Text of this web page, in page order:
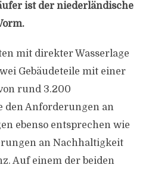
ist der niederländische
mit direkter Wasserlage
Gebäudeteile mit einer
rund 3.200
den Anforderungen an
ebenso entsprechen wie
an Nachhaltigkeit
Auf einem der beiden